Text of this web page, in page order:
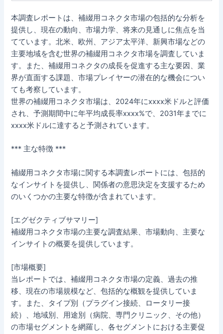
本調査レポートは、補綴用コネクタ市場の包括的な分析を
提供し、現在の動向、市場力学、将来の見通しに焦点を当
てています。北米、欧州、アジア太平洋、新興市場などの
主要地域を含む世界の補綴用コネクタ市場を調査していま
す。また、補綴用コネクタの成長を促進する主な要因、業
界が直面する課題、市場プレイヤーの潜在的な機会につい
ても考察しています。
世界の補綴用コネクタ市場は、2024年にxxxx米ドルと評価
され、予測期間中に年平均成長率xxxx%で、2031年までに
xxxx米ドルに達すると予測されています。
*** 主な特徴 ***
補綴用コネクタ市場に関する本調査レポートには、包括的
なインサイトを提供し、関係者の意思決定を支援するため
のいくつかの主要な特徴が含まれています。
[エグゼクティブサマリー]
補綴用コネクタ市場の主要な調査結果、市場動向、主要な
インサイトの概要を提供しています。
[市場概要]
当レポートでは、補綴用コネクタ市場の定義、過去の推
移、現在の市場規模など、包括的な概観を提供していま
す。また、タイプ別（プラグイン接続、ロータリー接
続）、地域別、用途別（病院、専門クリニック、その他）
の市場セグメントを網羅し、各セグメントにおける主要促